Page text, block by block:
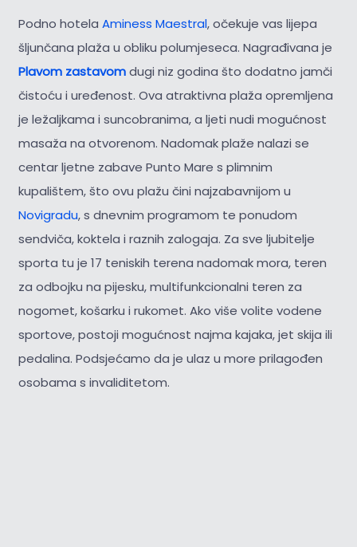
Podno hotela Aminess Maestral, očekuje vas lijepa
šljunčana plaža u obliku polumjeseca. Nagrađivana je
Plavom zastavomdugi niz godina što dodatno jamči
čistoću i uređenost. Ova atraktivna plaža opremljena
je ležaljkama i suncobranima, a ljeti nudi mogućnost
masaža na otvorenom. Nadomak plaže nalazi se
centar ljetne zabave Punto Mare s plimnim
kupalištem, što ovu plažu čini najzabavnijom u
Novigradu, s dnevnim programom te ponudom
sendviča, koktela i raznih zalogaja. Za sve ljubitelje
sporta tu je 17 teniskih terena nadomak mora, teren
za odbojku na pijesku, multifunkcionalni teren za
nogomet, košarku i rukomet. Ako više volite vodene
sportove, postoji mogućnost najma kajaka, jet skija ili
pedalina. Podsjećamo da je ulaz u more prilagođen
osobama s invaliditetom.